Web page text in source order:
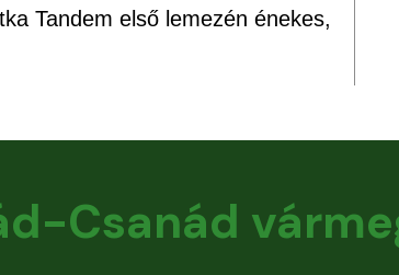
Tandem első lemezén énekes,
Csanád